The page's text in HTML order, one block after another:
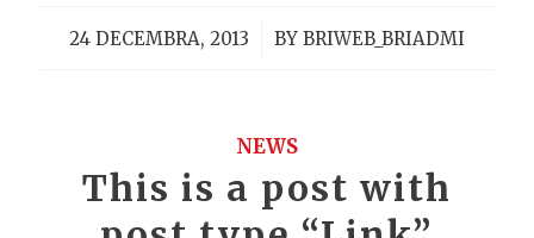
24 DECEMBRA, 2013
/ BY BRIWEB_BRIADMI
NEWS
This is a post with